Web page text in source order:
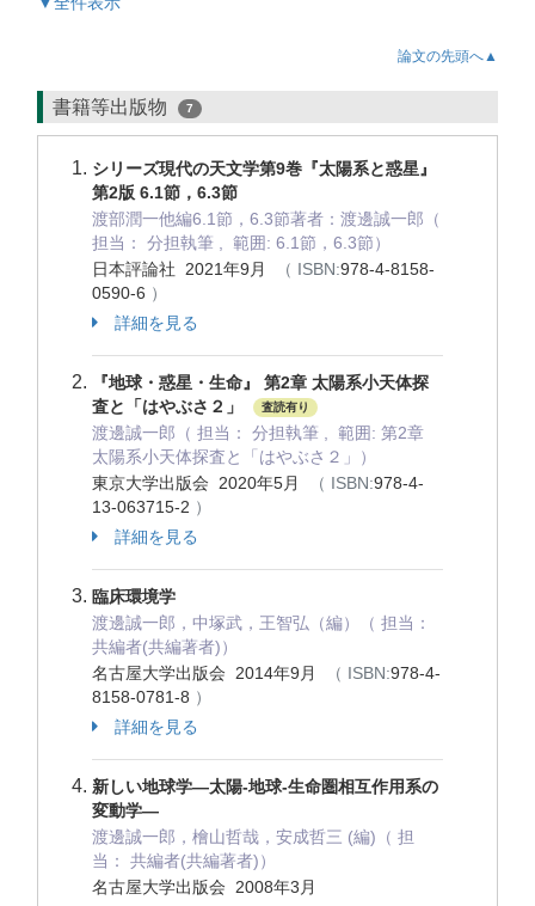
論文の先頭へ▲
書籍等出版物 7
シリーズ現代の天文学第9巻『太陽系と惑星』
第2版 6.1節，6.3節
渡部潤一他編6.1節，6.3節著者：渡邊誠一郎（
担当： 分担執筆 , 範囲: 6.1節，6.3節）
日本評論社 2021年9月
（ ISBN:978-4-8158-
0590-6 ）
詳細を見る
『地球・惑星・生命』 第2章 太陽系小天体探
査と「はやぶさ２」
査読有り
渡邊誠一郎（ 担当： 分担執筆 , 範囲: 第2章
太陽系小天体探査と「はやぶさ２」）
東京大学出版会 2020年5月
（ ISBN:978-4-
13-063715-2 ）
詳細を見る
臨床環境学
渡邊誠一郎，中塚武，王智弘（編）（ 担当：
共編者(共編著者)）
名古屋大学出版会 2014年9月
（ ISBN:978-4-
8158-0781-8 ）
詳細を見る
新しい地球学―太陽-地球-生命圏相互作用系の
変動学―
渡邊誠一郎，檜山哲哉，安成哲三 (編)（ 担
当： 共編者(共編著者)）
名古屋大学出版会 2008年3月